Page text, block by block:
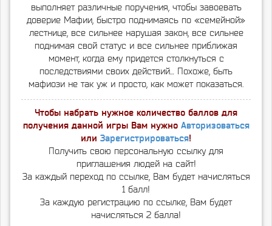
выполняет различные поручения, чтобы завоевать
доверие Мафии, быстро поднимаясь по «семейной»
лестнице, все сильнее нарушая закон, все сильнее
поднимая свой статус и все сильнее приближая
момент, когда ему придется столкнуться с
последствиями своих действий… Похоже, быть
мафиози не так уж и просто, как может показаться.
Чтобы набрать нужное количество баллов для
получения данной игры Вам нужно Авторизоваться
или Зарегистрироваться!
Получить свою персональную ссылку для
приглашения людей на сайт!
За каждый переход по ссылке, Вам будет начисляться
1 балл!
За каждую регистрацию по ссылке, Вам будет
начисляться 2 балла!